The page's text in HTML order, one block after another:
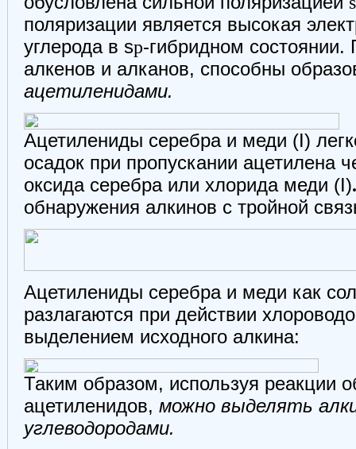
поляризации является высокая
углерода в sp-гибридном состоянии.
алкенов и алканов, способны
ацетиленидами.
Ацетилениды серебра и меди (I)
осадок при пропускании ацетилена
оксида серебра или хлорида меди (I).
обнаружения алкинов с тройной
Ацетилениды серебра и меди как
разлагаются при действии
выделением исходного алкина:
Таким образом, используя реакции
ацетиленидов, можно выделять
углеводородами.